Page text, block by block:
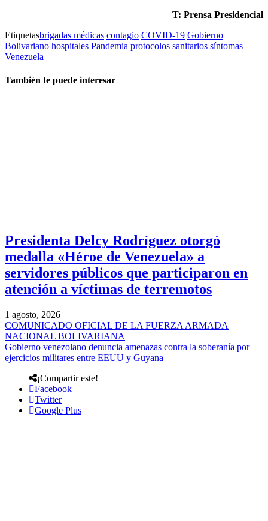
T: Prensa Presidencial
Etiquetasbrigadas médicas contagio COVID-19 Gobierno
Bolivariano hospitales Pandemia protocolos sanitarios síntomas
Venezuela
También te puede interesar
Presidenta Delcy Rodríguez otorgó
medalla «Héroe de Venezuela» a
servidores públicos que participaron en
atención a víctimas de terremotos
1 agosto, 2026
COMUNICADO OFICIAL DE LA FUERZA ARMADA
NACIONAL BOLIVARIANA
Gobierno venezolano denuncia amenazas contra la soberanía por
ejercicios militares entre EEUU y Guyana
¡Compartir este!
Facebook
Twitter
Google Plus